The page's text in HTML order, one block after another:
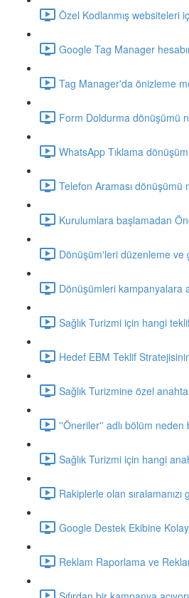
Özel Kodlanmış websiteleri
Google Tag Manager
Tag Manager'da önizleme
Form Doldurma dönüşümü
WhatsApp Tıklama
Telefon Araması dönüşümü
Kurulumlara başlamadan
Dönüşüm'leri düzenleme ve
Dönüşümleri kampanyalara
Sağlık Turizmi için hangi
Hedef EBM Teklif
Sağlık Turizmine özel
''Öneriler'' adlı bölüm
Sağlık Turizmi için hangi
Rakiplerle olan
Google Destek Ekibine
Reklam Raporlama ve